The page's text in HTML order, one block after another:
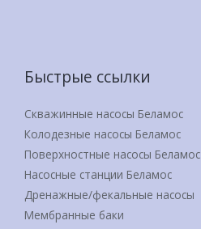
Быстрые ссылки
Скважинные насосы Беламос
Колодезные насосы Беламос
Поверхностные насосы Беламос
Насосные станции Беламос
Дренажные/фекальные насосы
Мембранные баки